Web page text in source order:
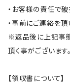
・お客様の責任で
・事前にご連絡を
※返品後に上記事
頂く事がございます。
【領収書について】